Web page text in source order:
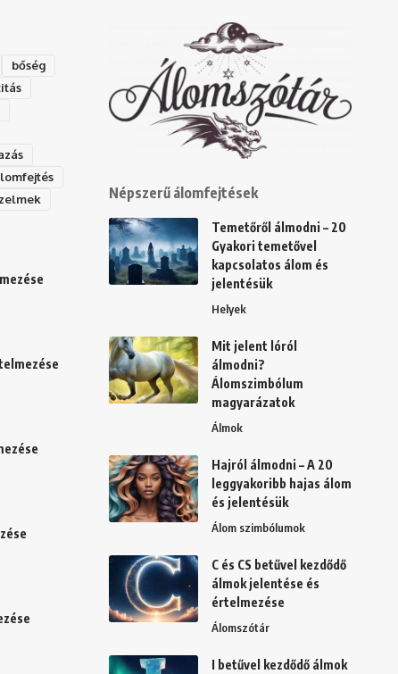
bőség
Népszerű álomfejtések
Temetőről álmodni – 20
Gyakori temetővel
kapcsolatos álom és
jelentésük
Helyek
Mit jelent lóról
álmodni?
Álomszimbólum
magyarázatok
Álmok
Hajról álmodni – A 20
leggyakoribb hajas álom
és jelentésük
Álom szimbólumok
C és CS betűvel kezdődő
álmok jelentése és
értelmezése
Álomszótár
I betűvel kezdődő álmok